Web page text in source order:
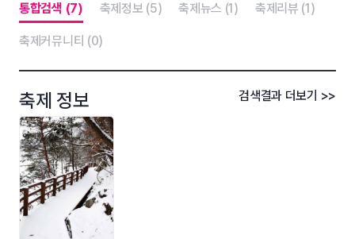
통합검색 (7) 축제정보 (5) 축제뉴스 (1) 축제리뷰 (1)
축제커뮤니티 (0)
축제 정보 검색결과 더보기 >>